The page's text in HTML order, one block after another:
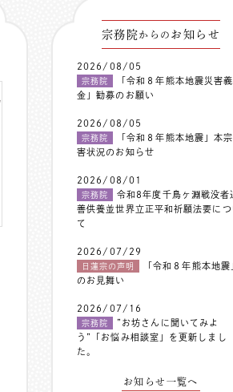
宗務院からの お知らせ
2026/08/05
宗務院
「令和８年熊本地震災害
金」勧募のお願い
2026/08/05
宗務院
「令和８年熊本地震」本
害状況のお知らせ
2026/08/01
宗務院
令和8年度千鳥ヶ淵戦没者
善供養並世界立正平和祈願法要につ
て
2026/07/29
日蓮宗の声明
「令和８年熊本地震
のお見舞い
2026/07/16
宗務院
”お坊さんに聞いてみよ
う”「お悩み相談室」を更新しまし
た。
お知らせ一覧へ